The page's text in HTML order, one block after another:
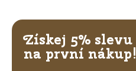
Získej 5% slevu
na první nákup!